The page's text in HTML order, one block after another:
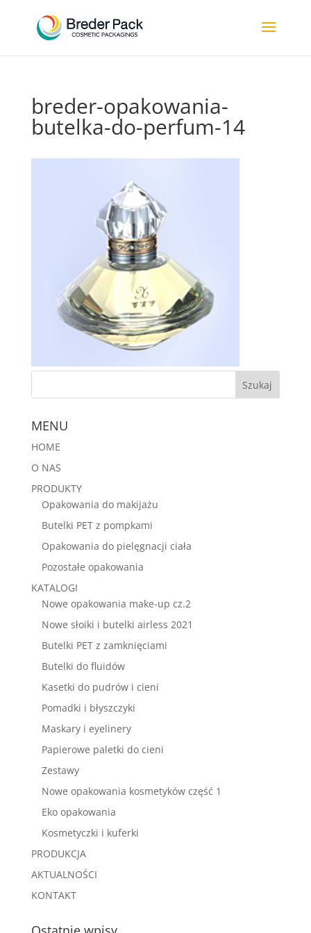
breder-opakowania-
butelka-do-perfum-14
MENU
HOME
O NAS
PRODUKTY
Opakowania do makijażu
Butelki PET z pompkami
Opakowania do pielęgnacji ciała
Pozostałe opakowania
KATALOGI
Nowe opakowania make-up cz.2
Nowe słoiki i butelki airless 2021
Butelki PET z zamknięciami
Butelki do fluidów
Kasetki do pudrów i cieni
Pomadki i błyszczyki
Maskary i eyelinery
Papierowe paletki do cieni
Zestawy
Nowe opakowania kosmetyków część 1
Eko opakowania
Kosmetyczki i kuferki
PRODUKCJA
AKTUALNOŚCI
KONTAKT